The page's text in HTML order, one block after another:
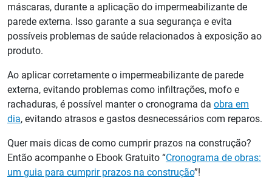
máscaras, durante a aplicação do impermeabilizante de
parede externa. Isso garante a sua segurança e evita
possíveis problemas de saúde relacionados à exposição ao
produto.
Ao aplicar corretamente o impermeabilizante de parede
externa, evitando problemas como infiltrações, mofo e
rachaduras, é possível manter o cronograma da obra em
dia, evitando atrasos e gastos desnecessários com reparos.
Quer mais dicas de como cumprir prazos na construção?
Então acompanhe o Ebook Gratuito “Cronograma de obras:
um guia para cumprir prazos na construção”!